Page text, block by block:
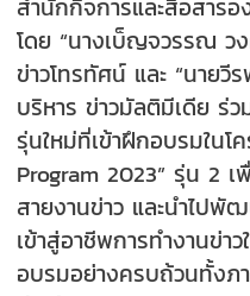
สำนักกิจการและสื่อสาร
โดย “นางเบ็ญจวรรณ ว
ข่าวโทรทัศน์ และ “นาย
บริหาร ข่าวมัลติมีเดีย ร่
รุ่นใหม่ที่เข้าฝึกอบรมในโ
Program 2023” รุ่น 2 เ
สายงานข่าว และนำไปพั
เข้าสู่อาชีพการทำงานข่า
อบรมอย่างครบถ้วนทั้ง